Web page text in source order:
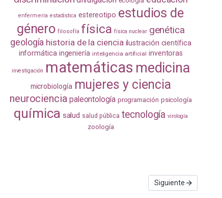
Siguiente
enfermería estadistica estereotipo estudios de
género filosofía física física nuclear genética
geología historia de la ciencia ilustración científica
informática ingeniería inteligencia artificial inventoras
investigación matemáticas medicina
microbiología mujeres y ciencia
neurociencia paleontología programación psicología
química salud salud pública tecnología virología
zoología